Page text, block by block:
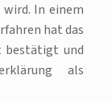
In einem
hat das
bestätigt und
als